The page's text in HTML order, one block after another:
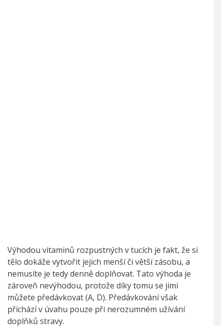
Výhodou vitaminů rozpustných v tucích je fakt, že si
tělo dokáže vytvořit jejich menší či větší zásobu, a
nemusíte je tedy denně doplňovat. Tato výhoda je
zároveň nevýhodou, protože díky tomu se jimi
můžete předávkovat (A, D). Předávkování však
přichází v úvahu pouze při nerozumném užívání
doplňků stravy.